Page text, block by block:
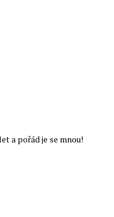
a pořád je se mnou!